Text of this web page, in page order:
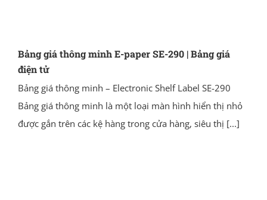
Bảng giá thông minh E-paper SE-290 | Bảng giá
điện tử
Bảng giá thông minh – Electronic Shelf Label SE-290
Bảng giá thông minh là một loại màn hình hiển thị nhỏ
được gắn trên các kệ hàng trong cửa hàng, siêu thị [...]